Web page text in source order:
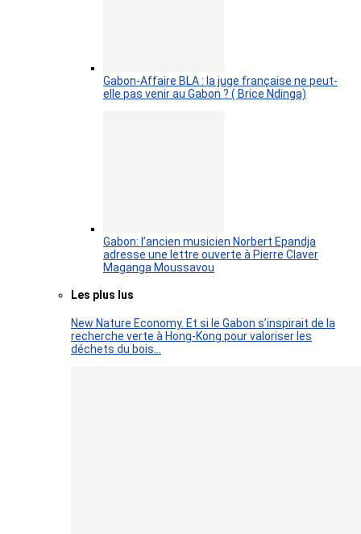
Gabon-Affaire BLA : la juge française ne peut-
elle pas venir au Gabon ? ( Brice Ndinga)
Gabon: l’ancien musicien Norbert Epandja
adresse une lettre ouverte à Pierre Claver
Maganga Moussavou
Les plus lus
New Nature Economy. Et si le Gabon s’inspirait de la
recherche verte à Hong-Kong pour valoriser les
déchets du bois…